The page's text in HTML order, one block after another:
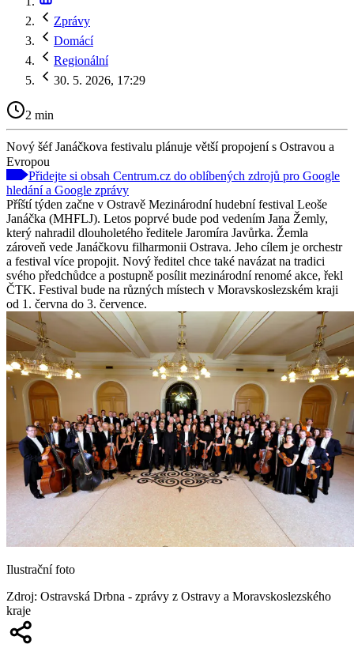
Zprávy
Domácí
Regionální
30. 5. 2026, 17:29
2 min
Nový šéf Janáčkova festivalu plánuje větší propojení s Ostravou a
Evropou
Přidejte si obsah Centrum.cz do oblíbených zdrojů pro Google
hledání a Google zprávy
Příští týden začne v Ostravě Mezinárodní hudební festival Leoše
Janáčka (MHFLJ). Letos poprvé bude pod vedením Jana Žemly,
který nahradil dlouholetého ředitele Jaromíra Javůrka. Žemla
zároveň vede Janáčkovu filharmonii Ostrava. Jeho cílem je orchestr
a festival více propojit. Nový ředitel chce také navázat na tradici
svého předchůdce a postupně posílit mezinárodní renomé akce, řekl
ČTK. Festival bude na různých místech v Moravskoslezském kraji
od 1. června do 3. července.
Ilustrační foto
Zdroj: Ostravská Drbna - zprávy z Ostravy a Moravskoslezského
kraje